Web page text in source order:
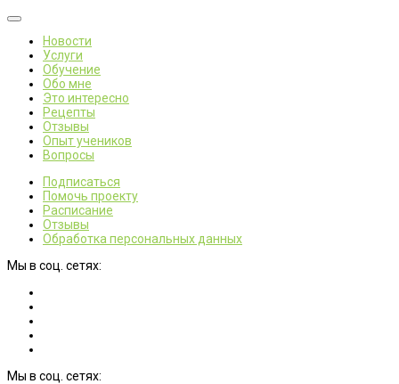
Новости
Услуги
Обучение
Обо мне
Это интересно
Рецепты
Отзывы
Опыт учеников
Вопросы
Подписаться
Помочь проекту
Расписание
Отзывы
Обработка персональных данных
Мы в соц. сетях:
Мы в соц. сетях: